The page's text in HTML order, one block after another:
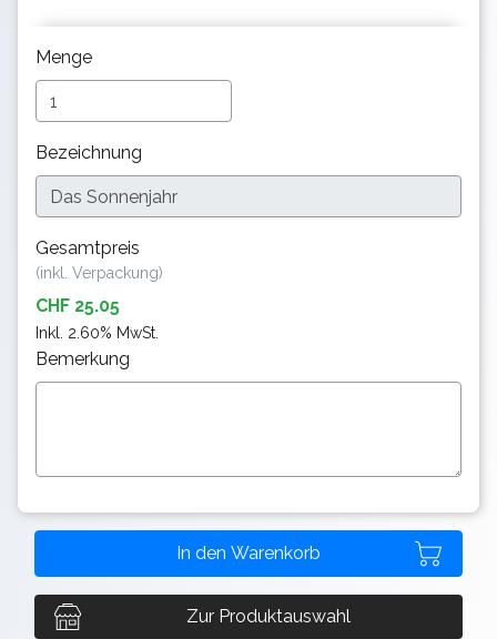
Menge
Bezeichnung
Gesamtpreis
(inkl. Verpackung)
CHF 25.05
Inkl. 2.60% MwSt.
Bemerkung
Zur Produktauswahl